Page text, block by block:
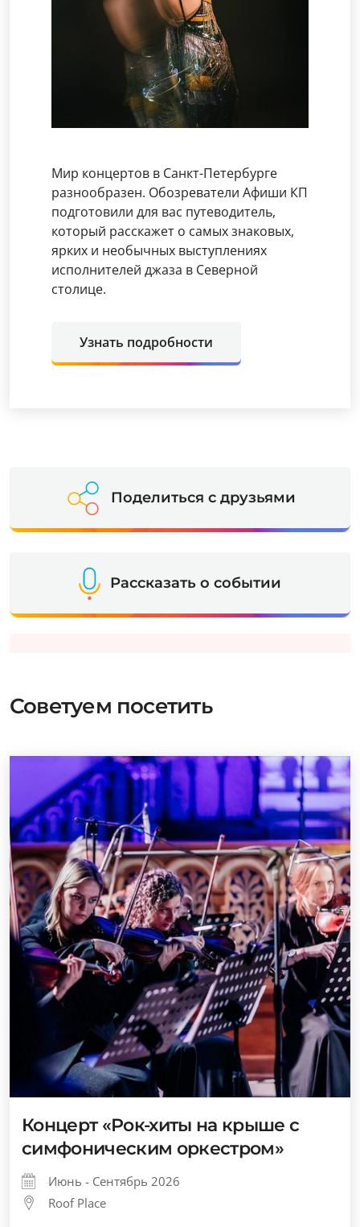
Мир концертов в Санкт-Петербурге
разнообразен. Обозреватели Афиши КП
подготовили для вас путеводитель,
который расскажет о самых знаковых,
ярких и необычных выступлениях
исполнителей джаза в Северной
столице.
Узнать подробности
Поделиться с друзьями
Рассказать о событии
Советуем посетить
Концерт «Рок-хиты на крыше с
симфоническим оркестром»
Июнь - Сентябрь 2026
Roof Place